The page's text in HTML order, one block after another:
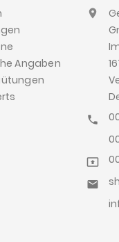
Angaben



